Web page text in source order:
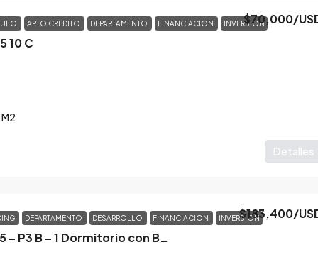
APTO CREDITO DEPARTAMENTO FINANCIACION INVERSION
10 C
$70,000/
M2
Detalles
DEPARTAMENTO DESARROLLO FINANCIACION INVERSION
Pueyrredon 145 – P3 B – 1 Dormitorio con Balcon
$183,400/